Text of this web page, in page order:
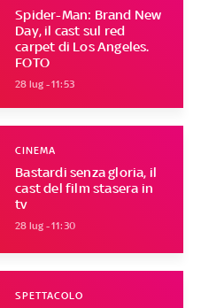
Spider-Man: Brand New
Day, il cast sul red
carpet di Los Angeles.
FOTO
28 lug - 11:53
Bastardi senza gloria, il
cast del film stasera in
tv
CINEMA
28 lug - 11:30
SPETTACOLO